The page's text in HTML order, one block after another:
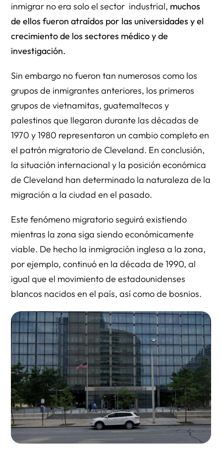
inmigrar no era solo el sector industrial, muchos
de ellos fueron atraídos por las universidades y el
crecimiento de los sectores médico y de
investigación.
Sin embargo no fueron tan numerosos como los
grupos de inmigrantes anteriores, los primeros
grupos de vietnamitas, guatemaltecos y
palestinos que llegaron durante las décadas de
1970 y 1980 representaron un cambio completo en
el patrón migratorio de Cleveland. En conclusión,
la situación internacional y la posición económica
de Cleveland han determinado la naturaleza de la
migración a la ciudad en el pasado.
Este fenómeno migratorio seguirá existiendo
mientras la zona siga siendo económicamente
viable. De hecho la inmigración inglesa a la zona,
por ejemplo, continuó en la década de 1990, al
igual que el movimiento de estadounidenses
blancos nacidos en el país, así como de bosnios.